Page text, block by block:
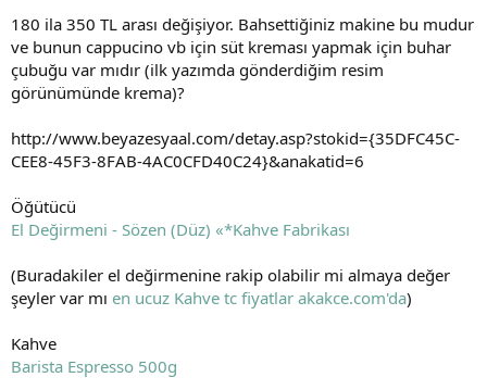
180 ila 350 TL arası değişiyor. Bahsettiğiniz makine bu mudur
ve bunun cappucino vb için süt kreması yapmak için buhar
çubuğu var mıdır (ilk yazımda gönderdiğim resim
görünümünde krema)?
http://www.beyazesyaal.com/detay.asp?stokid={35DFC45C-
CEE8-45F3-8FAB-4AC0CFD40C24}&anakatid=6
Öğütücü
El Değirmeni - Sözen (Düz) «*Kahve Fabrikası
(Buradakiler el değirmenine rakip olabilir mi almaya değer
şeyler var mı en ucuz Kahve tc fiyatlar akakce.com'da)
Kahve
Barista Espresso 500g